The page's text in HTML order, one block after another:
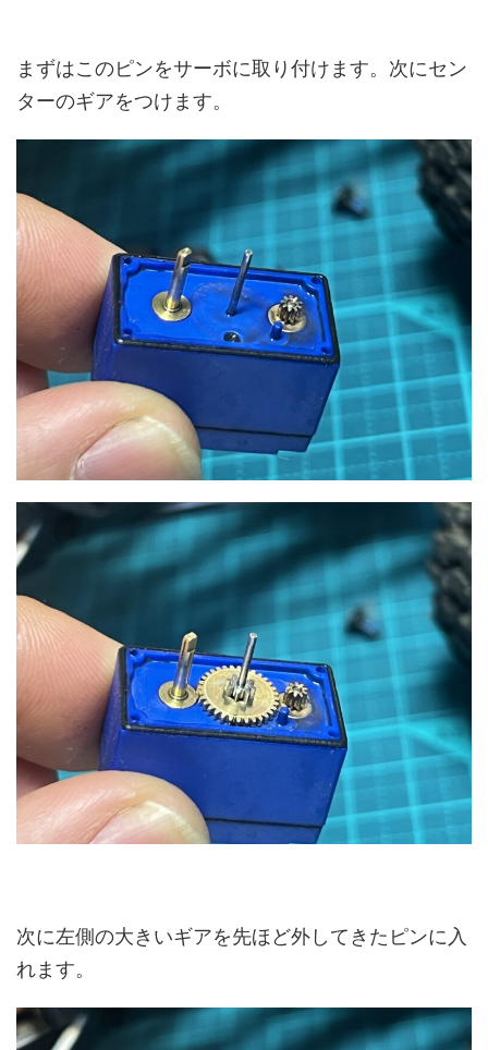
まずはこのピンをサーボに取り付けます。次にセン
ターのギアをつけます。
次に左側の大きいギアを先ほど外してきたピンに入
れます。